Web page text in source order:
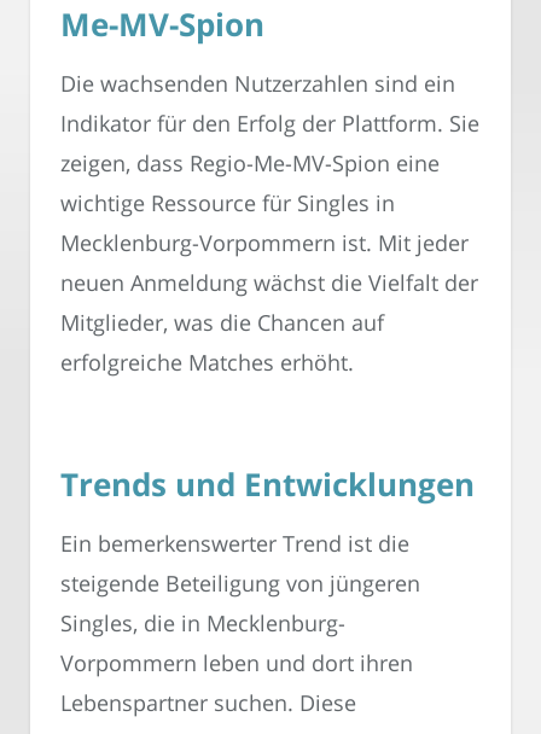
Me-MV-Spion
Die wachsenden Nutzerzahlen sind ein
Indikator für den Erfolg der Plattform. Sie
zeigen, dass Regio-Me-MV-Spion eine
wichtige Ressource für Singles in
Mecklenburg-Vorpommern ist. Mit jeder
neuen Anmeldung wächst die Vielfalt der
Mitglieder, was die Chancen auf
erfolgreiche Matches erhöht.
Trends und Entwicklungen
Ein bemerkenswerter Trend ist die
steigende Beteiligung von jüngeren
Singles, die in Mecklenburg-
Vorpommern leben und dort ihren
Lebenspartner suchen. Diese